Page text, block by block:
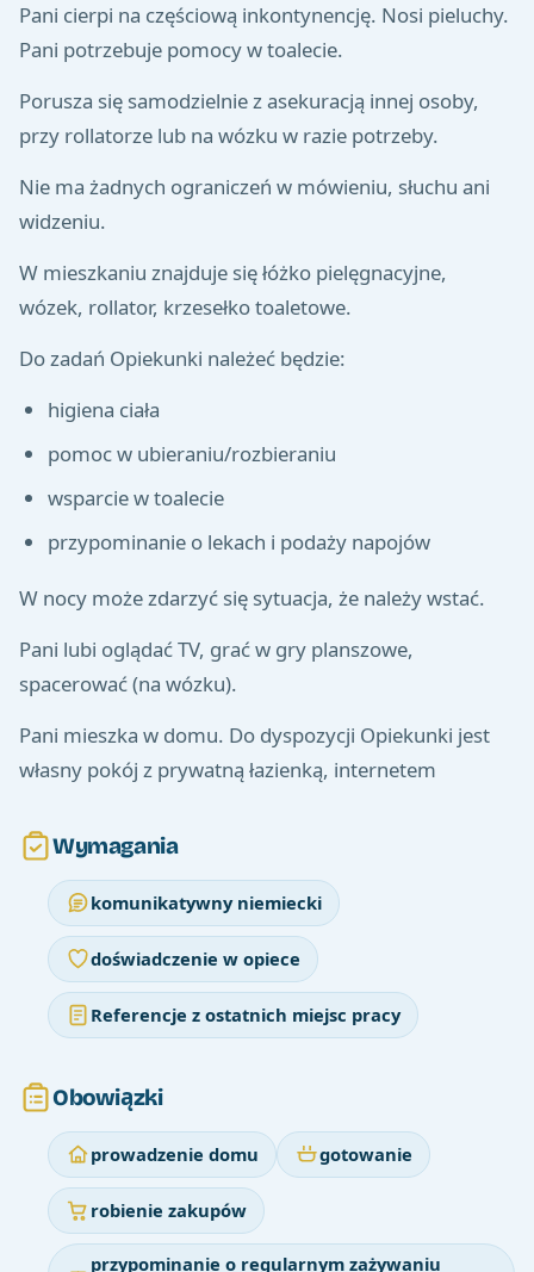
Pani cierpi na częściową inkontynencję. Nosi pieluchy.
Pani potrzebuje pomocy w toalecie.
Porusza się samodzielnie z asekuracją innej osoby,
przy rollatorze lub na wózku w razie potrzeby.
Nie ma żadnych ograniczeń w mówieniu, słuchu ani
widzeniu.
W mieszkaniu znajduje się łóżko pielęgnacyjne,
wózek, rollator, krzesełko toaletowe.
Do zadań Opiekunki należeć będzie:
higiena ciała
pomoc w ubieraniu/rozbieraniu
wsparcie w toalecie
przypominanie o lekach i podaży napojów
W nocy może zdarzyć się sytuacja, że należy wstać.
Pani lubi oglądać TV, grać w gry planszowe,
spacerować (na wózku).
Pani mieszka w domu. Do dyspozycji Opiekunki jest
własny pokój z prywatną łazienką, internetem
Wymagania
komunikatywny niemiecki
doświadczenie w opiece
Referencje z ostatnich miejsc pracy
Obowiązki
prowadzenie domu gotowanie
robienie zakupów
przypominanie o regularnym zażywaniu